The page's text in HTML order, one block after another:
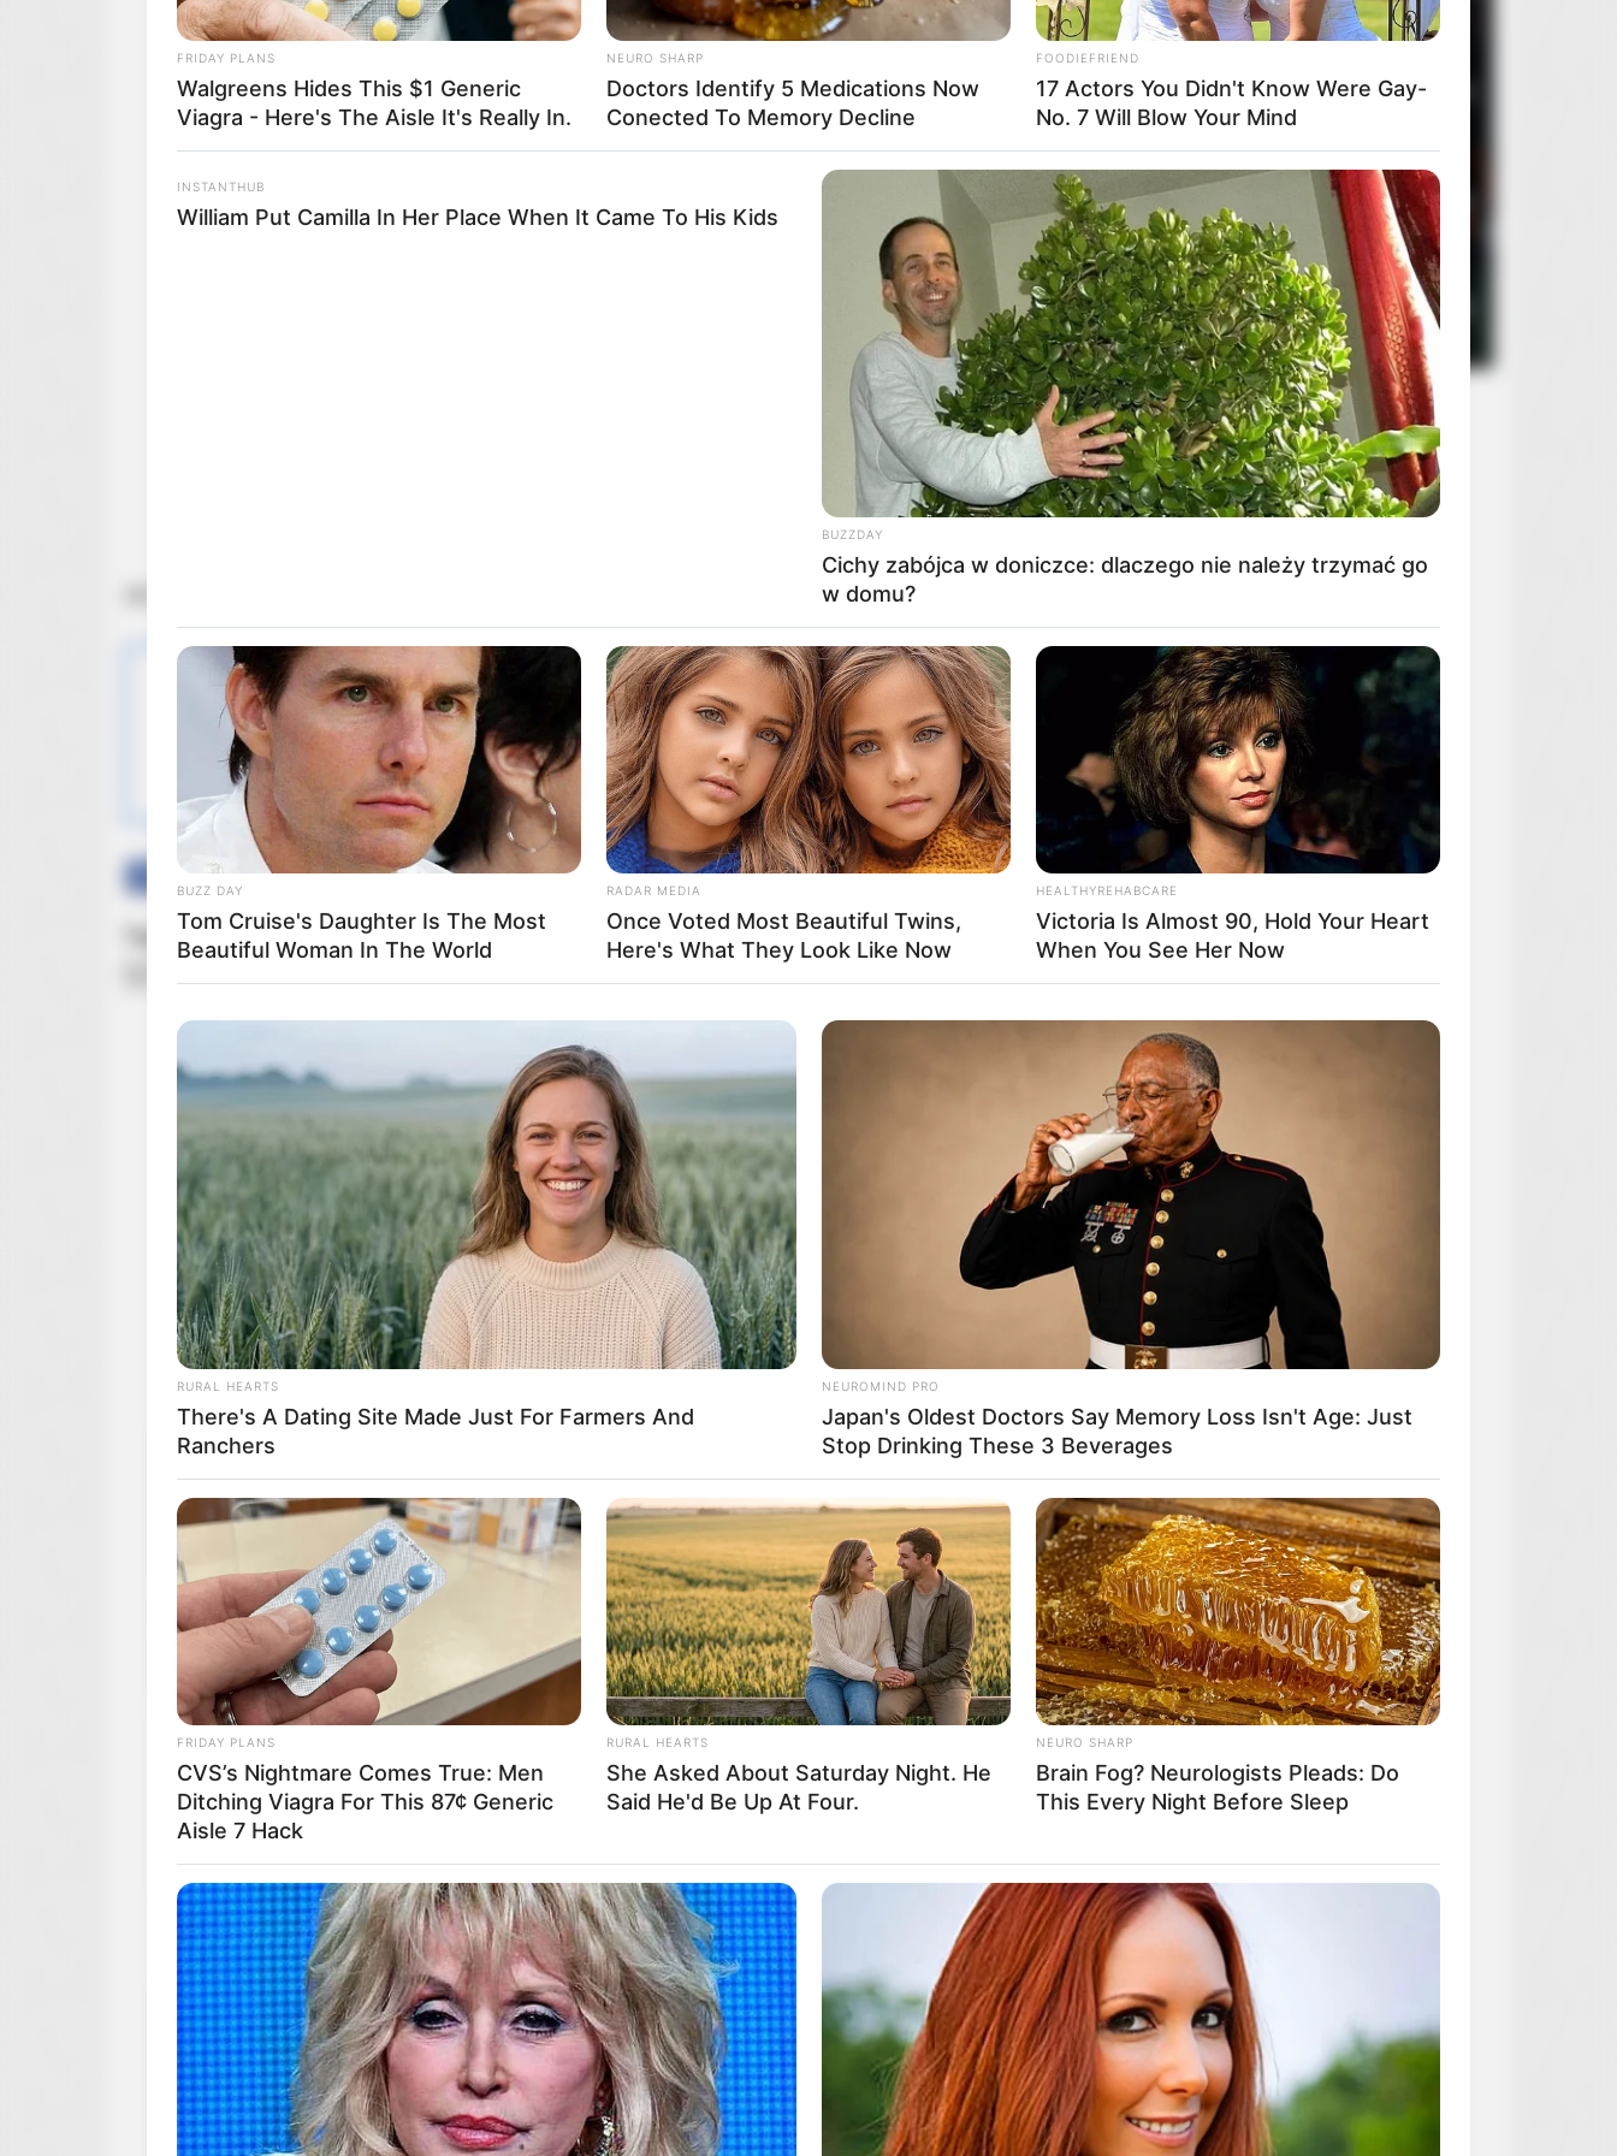
OBSERWUJ NAS W GOOGLE NEWS, BY BYĆ NA BIEŻĄCO!
Facebook Twitter Google+
Bogowie Bogowie za darmo cały film za darmo Filmy filmy za darmo
Tomasz
3 Oczy szeroko zamknięte
4 Rocky Horror Picture Show
5 Sanatorium pod klepsydrą
FRIDAY PLANS
Walgreens Hides This $1 Generic
Viagra - Here's The Aisle It's Really In.
NEURO SHARP
Doctors Identify 5 Medications Now
Conected To Memory Decline
FOODIEFRIEND
17 Actors You Didn't Know Were Gay-
No. 7 Will Blow Your Mind
INSTANTHUB
William Put Camilla In Her Place When It Came To His Kids
BUZZDAY
Cichy zabójca w doniczce: dlaczego nie należy trzymać go
w domu?
BUZZ DAY
Tom Cruise's Daughter Is The Most
Beautiful Woman In The World
RADAR MEDIA
Once Voted Most Beautiful Twins,
Here's What They Look Like Now
HEALTHYREHABCARE
Victoria Is Almost 90, Hold Your Heart
When You See Her Now
RURAL HEARTS
There's A Dating Site Made Just For Farmers And
Ranchers
NEUROMIND PRO
Japan's Oldest Doctors Say Memory Loss Isn't Age: Just
Stop Drinking These 3 Beverages
FRIDAY PLANS
CVS’s Nightmare Comes True: Men
Ditching Viagra For This 87¢ Generic
Aisle 7 Hack
RURAL HEARTS
She Asked About Saturday Night. He
Said He'd Be Up At Four.
NEURO SHARP
Brain Fog? Neurologists Pleads: Do
This Every Night Before Sleep